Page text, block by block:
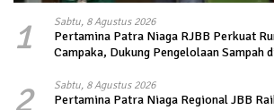
1 Sabtu, 8 Agustus 2026
Pertamina Patra Niaga RJBB Perkuat
Campaka, Dukung Pengelolaan Sampah
2 Sabtu, 8 Agustus 2026
Pertamina Patra Niaga Regional JBB